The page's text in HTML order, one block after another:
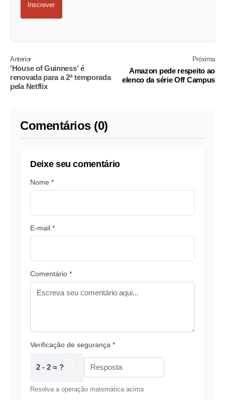
Inscrever
Anterior
'House of Guinness' é
renovada para a 2ª temporada
pela Netflix
Próxima
Amazon pede respeito ao
elenco da série Off Campus
Comentários (0)
Deixe seu comentário
Nome *
E-mail *
Comentário *
Verificação de segurança *
2 - 2 = ?
Resolva a operação matemática acima